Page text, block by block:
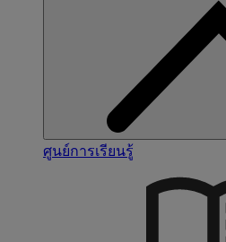
ศูนย์การเรียนรู้